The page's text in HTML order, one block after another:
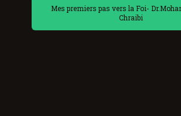
Mes premiers pas vers la Foi-
Chraibi